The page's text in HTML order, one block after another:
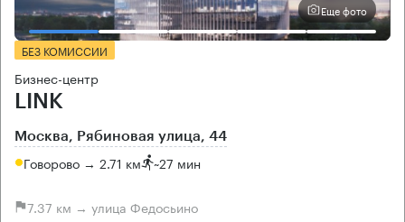
Еще фото
БЕЗ КОМИССИИ
Бизнес-центр
LINK
Москва, Рябиновая улица, 44
Говорово → 2.71 км ~27 мин
7.37 км → улица Федосьино